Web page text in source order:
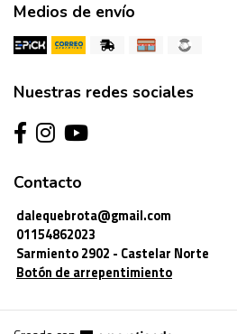
Medios de envío
Nuestras redes sociales
Contacto
dalequebrota@gmail.com
01154862023
Sarmiento 2902 - Castelar Norte
Botón de arrepentimiento